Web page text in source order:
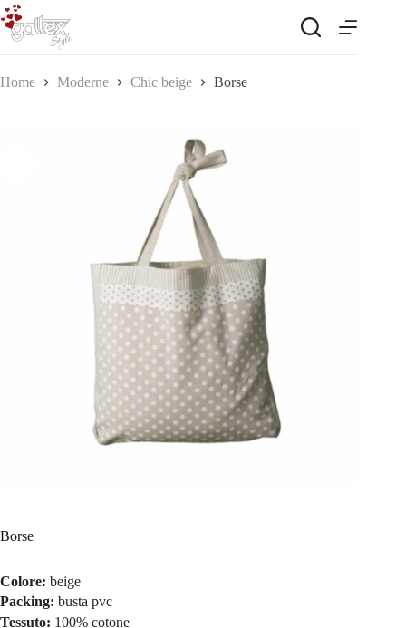
Salta
al
contenuto
Home Moderne Chic beige Borse
Borse
Colore: beige
Packing: busta pvc
Tessuto: 100% cotone